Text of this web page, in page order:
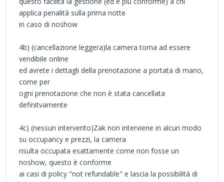
applica penalità sulla prima notte
in caso di noshow
4b) (cancellazione leggera)la camera torna ad essere
vendibile online
ed avrete i dettagli della prenotazione a portata di mano,
come per
ogni prenotazione che non è stata cancellata
definitvamente
4c) (nessun intervento)Zak non interviene in alcun modo
su occupancy e prezzi, la camera
risulta occupata esattamente come non fosse un
noshow, questo è conforme
ai casi di policy "not refundable" e lascia la possibilità di